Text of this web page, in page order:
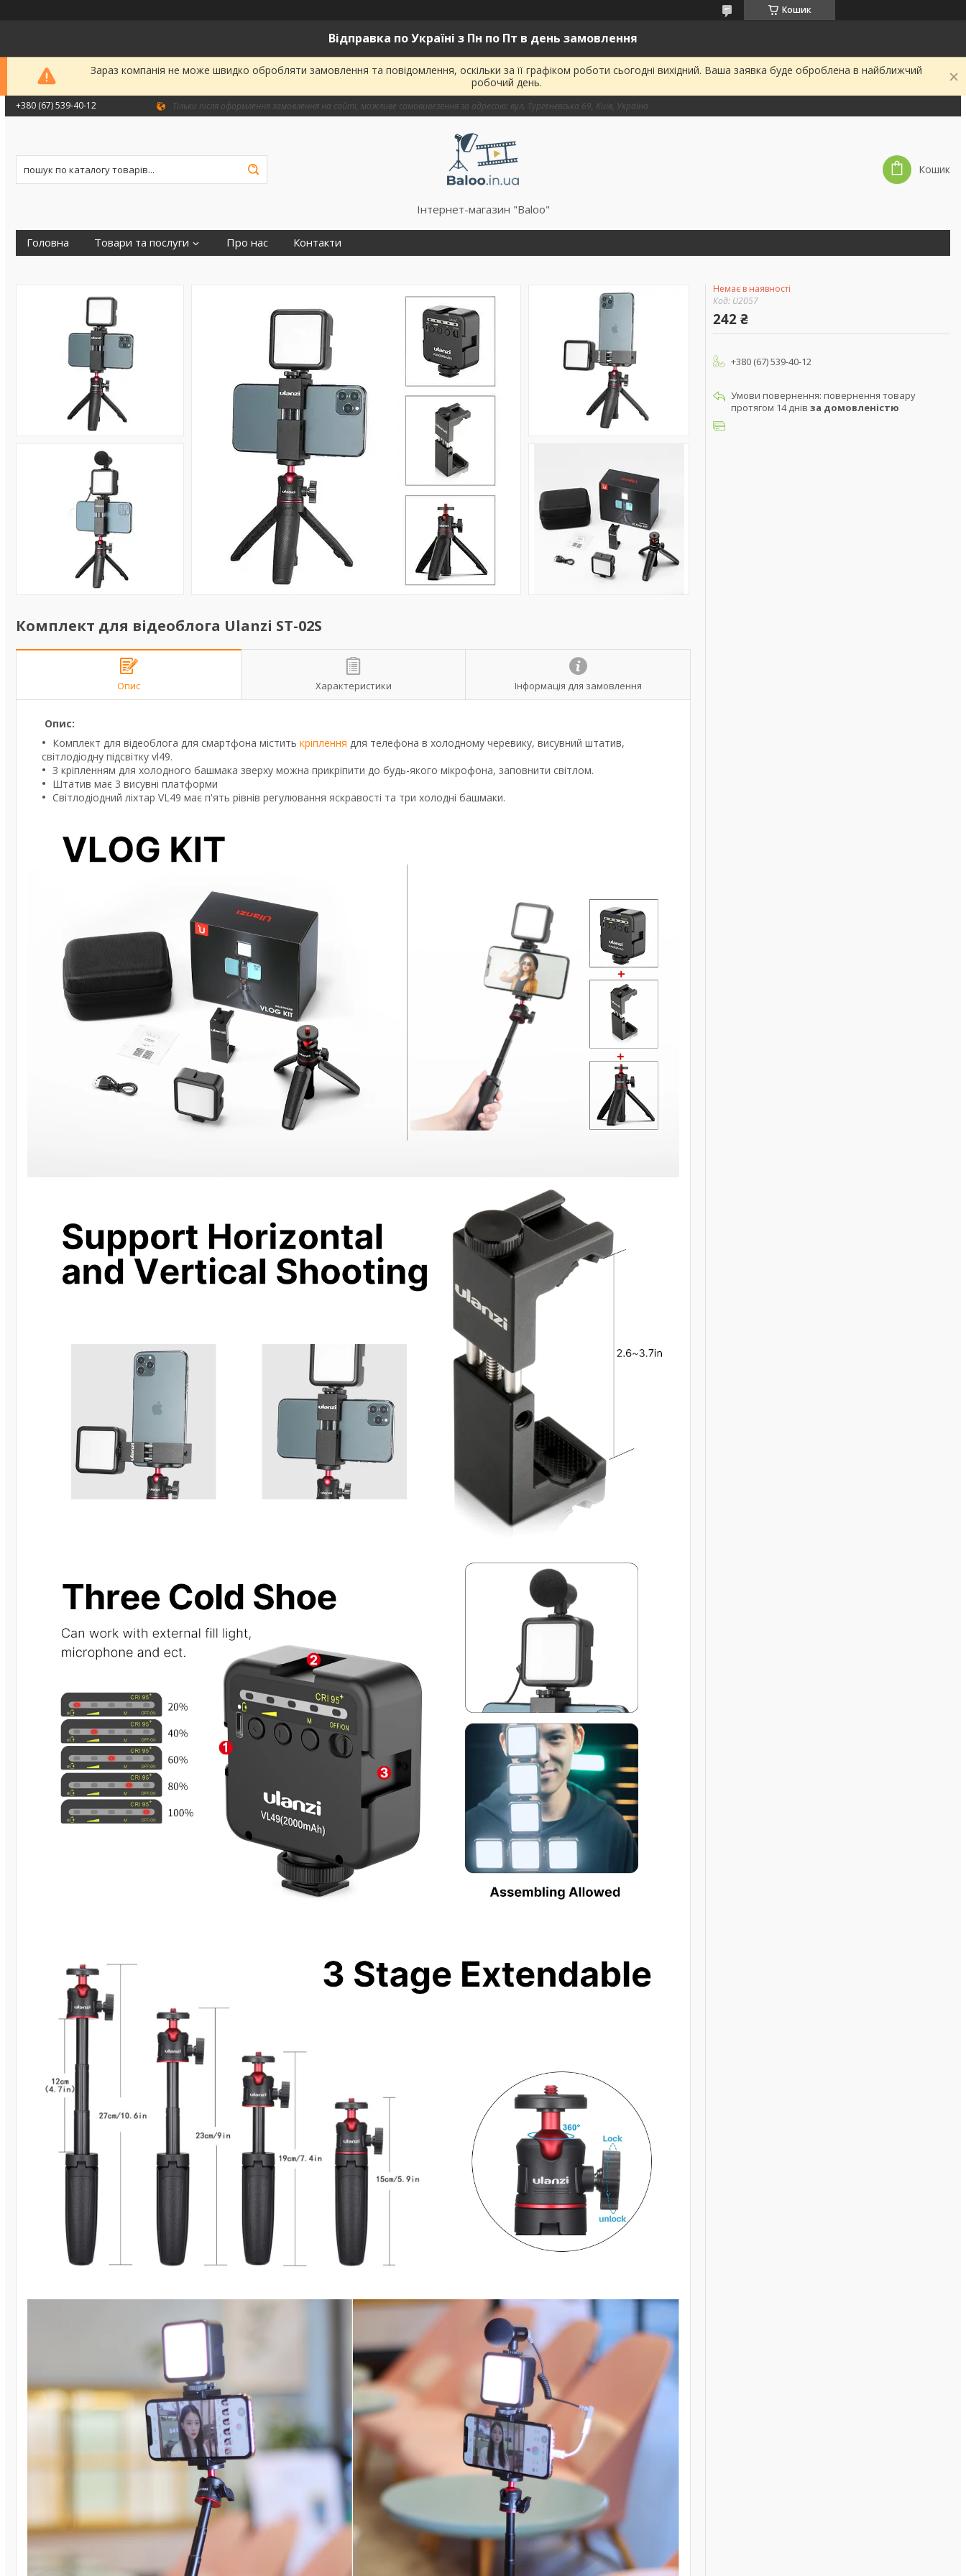
Кошик
Відправка по Україні з Пн по Пт в день замовлення
Зараз компанія не може швидко обробляти замовлення та повідомлення, оскільки за її графіком роботи сьогодні вихідний. Ваша заявка буде оброблена в найближчий
робочий день.
+380 (67) 539-40-12 Тільки після оформлення замовлення на сайті, можливе самовивезення за адресою: вул. Тургенєвська 69, Київ, Україна
Інтернет-магазин "Baloo"
Кошик
Головна Товари та послуги Про нас Контакти
Комплект для відеоблога Ulanzi ST-02S
Опис Характеристики Інформація для замовлення
Опис:
Комплект для відеоблога для смартфона містить кріплення для телефона в холодному черевику, висувний штатив,
світлодіодну підсвітку vl49.
З кріпленням для холодного башмака зверху можна прикріпити до будь-якого мікрофона, заповнити світлом.
Штатив має 3 висувні платформи
Світлодіодний ліхтар VL49 має п'ять рівнів регулювання яскравості та три холодні башмаки.
Немає в наявності
Код: U2057
242 ₴
+380 (67) 539-40-12
повернення товару
протягом 14 днів за домовленістю